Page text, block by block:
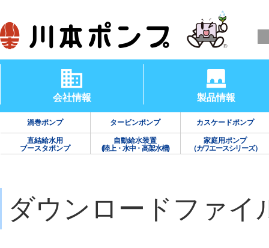
会社情報 製品情報
渦巻ポンプ タービンポンプ カスケードポンプ
直結給水用
ブースタポンプ
自動給水装置
(陸上・水中・高架水槽)
家庭用ポンプ
（カワエースシリーズ）
ダウンロードファイ